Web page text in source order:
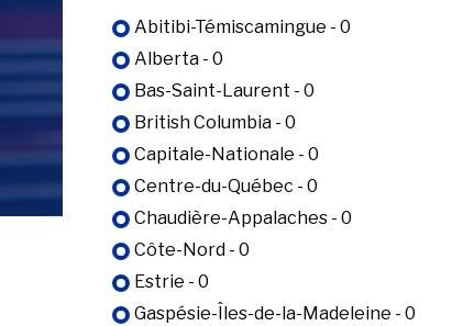
Abitibi-Témiscamingue - 0
Alberta - 0
Bas-Saint-Laurent - 0
British Columbia - 0
Capitale-Nationale - 0
Centre-du-Québec - 0
Chaudière-Appalaches - 0
Côte-Nord - 0
Estrie - 0
Gaspésie-Îles-de-la-Madeleine - 0